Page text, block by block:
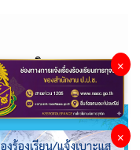
าดาลวิทยา
×
×